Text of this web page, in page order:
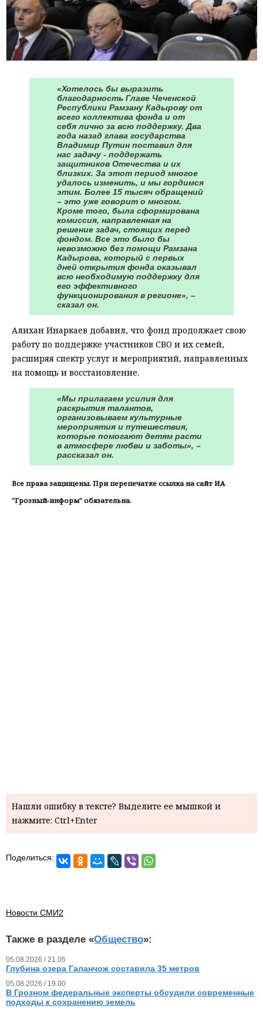
«Хотелось бы выразить
благодарность Главе Чеченской
Республики Рамзану Кадырову от
всего коллектива фонда и от
себя лично за всю поддержку. Два
года назад глава государства
Владимир Путин поставил для
нас задачу - поддержать
защитников Отечества и их
близких. За этот период многое
удалось изменить, и мы гордимся
этим. Более 15 тысяч обращений
– это уже говорит о многом.
Кроме того, была сформирована
комиссия, направленная на
решение задач, стоящих перед
фондом. Все это было бы
невозможно без помощи Рамзана
Кадырова, который с первых
дней открытия фонда оказывал
всю необходимую поддержку для
его эффективного
функционирования в регионе», –
сказал он.
Алихан Инаркаев добавил, что фонд продолжает свою
работу по поддержке участников СВО и их семей,
расширяя спектр услуг и мероприятий, направленных
на помощь и восстановление.
«Мы прилагаем усилия для
раскрытия талантов,
организовываем культурные
мероприятия и путешествия,
которые помогают детям расти
в атмосфере любви и заботы», –
рассказал он.
Все права защищены. При перепечатке ссылка на сайт ИА
"Грозный-информ" обязательна.
Нашли ошибку в тексте? Выделите ее мышкой и
нажмите: Ctrl+Enter
Поделиться:
Новости СМИ2
Также в разделе «Общество»:
05.08.2026 / 21.05
Глубина озера Галанчож составила 35 метров
05.08.2026 / 19.00
В Грозном федеральные эксперты обсудили современные
подходы к сохранению земель